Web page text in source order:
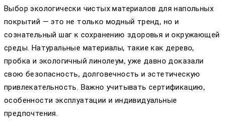
Выбор экологически чистых материалов для напольных
покрытий — это не только модный тренд, но и
сознательный шаг к сохранению здоровья и окружающей
среды. Натуральные материалы, такие как дерево,
пробка и экологичный линолеум, уже давно доказали
свою безопасность, долговечность и эстетическую
привлекательность. Важно учитывать сертификацию,
особенности эксплуатации и индивидуальные
предпочтения.